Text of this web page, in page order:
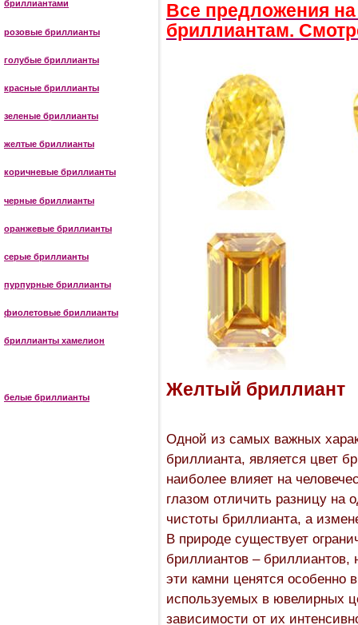
бриллиантами
розовые бриллианты
голубые бриллианты
красные бриллианты
зеленые бриллианты
желтые бриллианты
коричневые бриллианты
черные бриллианты
оранжевые бриллианты
серые бриллианты
пурпурные бриллианты
фиолетовые бриллианты
бриллианты хамелион
белые бриллианты
Все предложения
бриллиантам.
Желтый бриллиант
Одной из самых важных
бриллианта, является цвет
наиболее влияет на
глазом отличить разницу на
чистоты бриллианта, а
В природе существует
бриллиантов –
эти камни ценятся особенно
используемых в ювелирных
зависимости от их